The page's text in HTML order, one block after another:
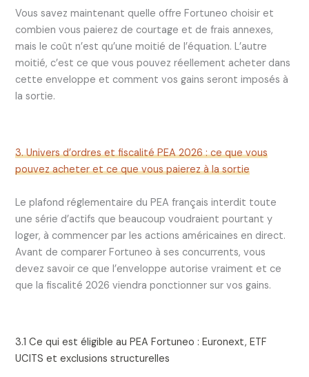
Vous savez maintenant quelle offre Fortuneo choisir et
combien vous paierez de courtage et de frais annexes,
mais le coût n’est qu’une moitié de l’équation. L’autre
moitié, c’est ce que vous pouvez réellement acheter dans
cette enveloppe et comment vos gains seront imposés à
la sortie.
3. Univers d’ordres et fiscalité PEA 2026 : ce que vous
pouvez acheter et ce que vous paierez à la sortie
Le plafond réglementaire du PEA français interdit toute
une série d’actifs que beaucoup voudraient pourtant y
loger, à commencer par les actions américaines en direct.
Avant de comparer Fortuneo à ses concurrents, vous
devez savoir ce que l’enveloppe autorise vraiment et ce
que la fiscalité 2026 viendra ponctionner sur vos gains.
3.1 Ce qui est éligible au PEA Fortuneo : Euronext, ETF
UCITS et exclusions structurelles